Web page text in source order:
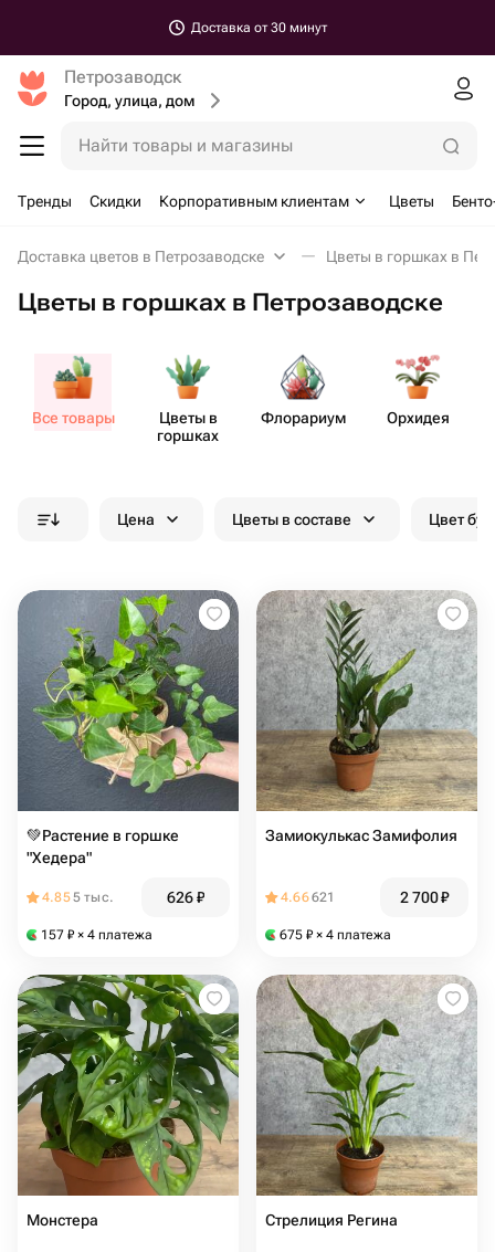
Доставка от 30 минут
Петрозаводск
Город, улица, дом
Найти товары и магазины
Тренды Скидки Корпоративным клиентам Цветы
Доставка цветов в Петрозаводске Цветы в горшках в
Цветы в горшках в Петрозаводске
Все товары
Цветы в
горшках
Флорариум Орхидея
Цена Цветы в составе Цвет
💚Растение в горшке
"Хедера"
4.855 тыс. 626₽
157 ₽ × 4 платежа
Замиокулькас Замифолия
4.66621 2 700₽
675 ₽ × 4 платежа
Монстера Стрелиция Регина